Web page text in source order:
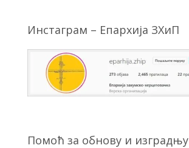
Инстаграм – Епархија ЗХиП
Помоћ за обнову и изградњу